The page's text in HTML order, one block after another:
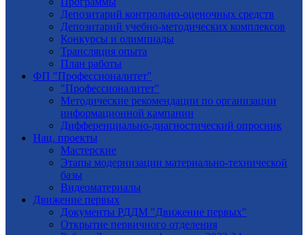
Депозитарий контрольно-оценочных средств
Депозитарий учебно-методических комплексов
Конкурсы и олимпиады
Трансляция опыта
План работы
ФП "Профессионалитет"
"Профессионалитет"
Методические рекомендации по организации
информационной кампании
Дифференциально-диагностический опросник
Нац. проекты
Мастерские
Этапы модернизации материально-технической
базы
Видеоматериалы
Движение первых
Документы РДДМ "Движение первых"
Открытие первичного отделения